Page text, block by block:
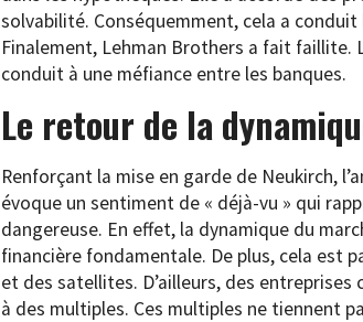
solvabilité. Conséquemment, cela a
Finalement, Lehman Brothers a fait faillite.
conduit à une méfiance entre les banques.
Le retour de la
Renforçant la mise en garde de Neukirch,
évoque un sentiment de « déjà-vu » qui
dangereuse. En effet, la dynamique du
financière fondamentale. De plus, cela est
et des satellites. D’ailleurs, des
à des multiples. Ces multiples ne tiennent